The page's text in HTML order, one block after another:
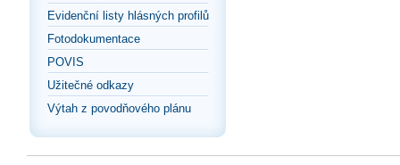
Evidenční listy hlásných profilů
Fotodokumentace
POVIS
Užitečné odkazy
Výtah z povodňového plánu